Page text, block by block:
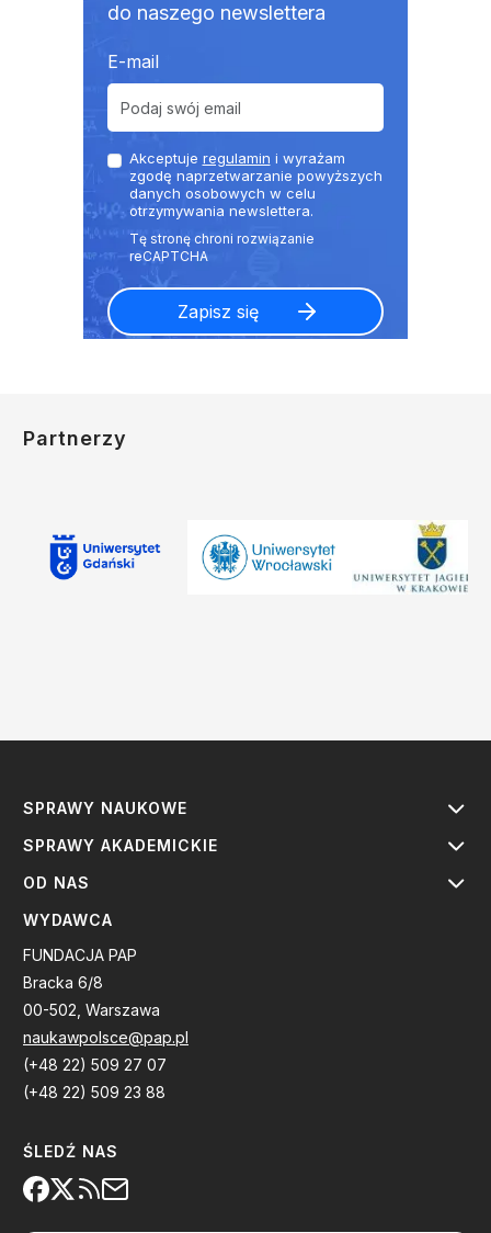
do naszego newslettera
E-mail
Akceptuje regulamin i wyrażam
zgodę naprzetwarzanie powyższych
danych osobowych w celu
otrzymywania newslettera.
Partnerzy
SPRAWY NAUKOWE
SPRAWY AKADEMICKIE
OD NAS
WYDAWCA
FUNDACJA PAP
Bracka 6/8
00-502, Warszawa
naukawpolsce@pap.pl
(+48 22) 509 27 07
(+48 22) 509 23 88
ŚLEDŹ NAS